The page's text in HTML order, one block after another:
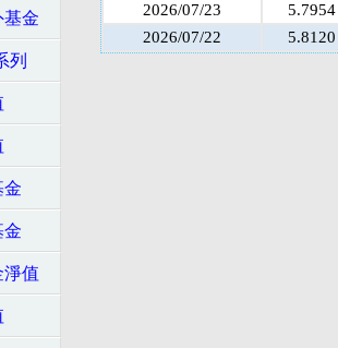
金
列
值
2026/07/23
5.7954
2026/07/22
5.8120